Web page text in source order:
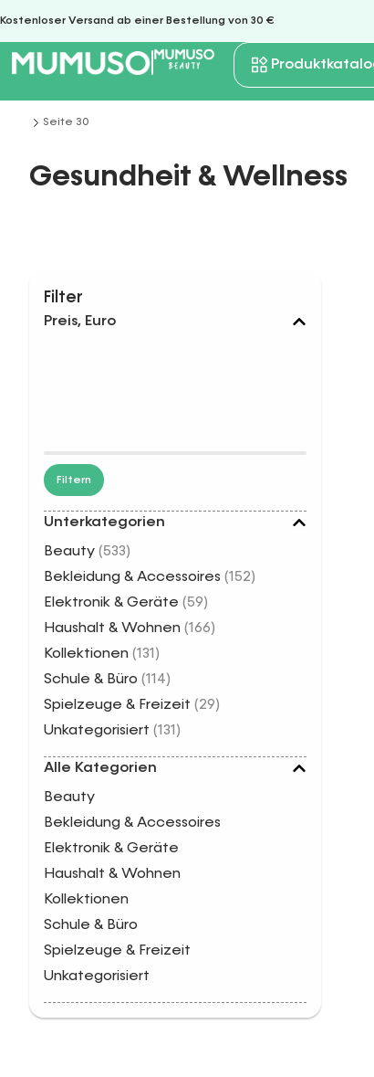
Kostenloser Versand ab einer Bestellung von 30 €
Sie befinden sich hier:
Seite 30
Gesundheit & Wellness
Filter
Preis, Euro
Filtern
Unterkategorien
Beauty (533)
Bekleidung & Accessoires (152)
Elektronik & Geräte (59)
Haushalt & Wohnen (166)
Kollektionen (131)
Schule & Büro (114)
Spielzeuge & Freizeit (29)
Unkategorisiert (131)
Alle Kategorien
Beauty
Bekleidung & Accessoires
Elektronik & Geräte
Haushalt & Wohnen
Kollektionen
Schule & Büro
Spielzeuge & Freizeit
Unkategorisiert